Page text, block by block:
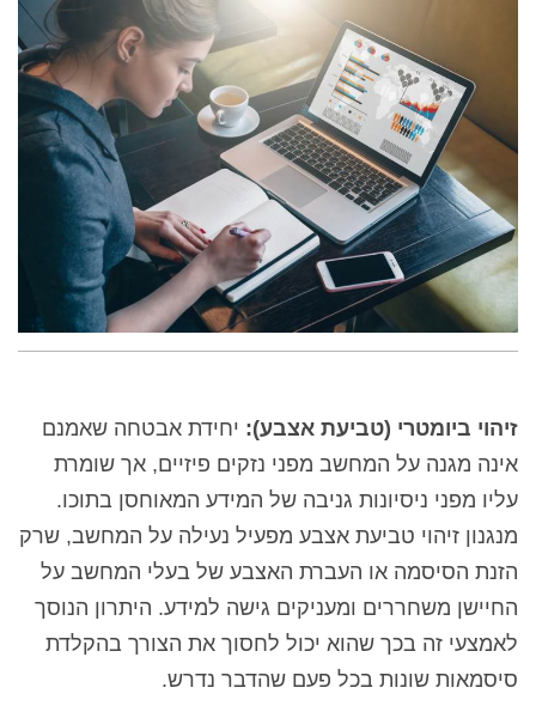
זיהוי ביומטרי (טביעת אצבע): יחידת אבטחה שאמנם
אינה מגנה על המחשב מפני נזקים פיזיים, אך שומרת
עליו מפני ניסיונות גניבה של המידע המאוחסן בתוכו.
מנגנון זיהוי טביעת אצבע מפעיל נעילה על המחשב, שרק
הזנת הסיסמה או העברת האצבע של בעלי המחשב על
החיישן משחררים ומעניקים גישה למידע. היתרון הנוסך
לאמצעי זה בכך שהוא יכול לחסוך את הצורך בהקלדת
סיסמאות שונות בכל פעם שהדבר נדרש.